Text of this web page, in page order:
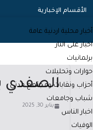
الأقسام الإخبارية
أخبار محلية اردنية عامة
اخبار على النار
برلمانيات
حوارات وتحليلات
أحزاب ونقابات ومجتمع مدني
شباب وجامعات
اخبار الناس
الوفيات
الصفدي
يناير 30, 2025